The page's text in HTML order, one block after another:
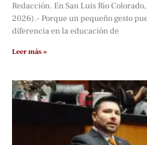
Redacción. En San Luis Río
2026).- Porque un pequeño gesto
diferencia en la educación de
Leer más »